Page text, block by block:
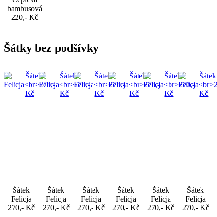
bambusová
220,- Kč
Šátky bez podšívky
Šátek
Felicja
270,- Kč
Šátek
Felicja
270,- Kč
Šátek
Felicja
270,- Kč
Šátek
Felicja
270,- Kč
Šátek
Felicja
270,- Kč
Šátek
Felicja
270,- Kč